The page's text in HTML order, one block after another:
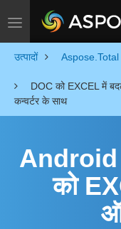
Toggle navigation
उत्पादों Aspose.Total
DOC को EXCEL में
कन्वर्टर के साथ
Android
को